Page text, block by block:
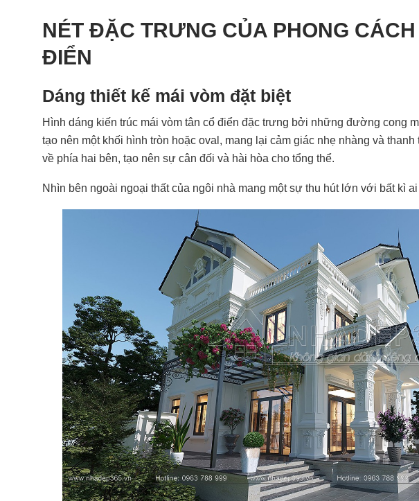
NÉT ĐẶC TRƯNG CỦA PHONG
ĐIỂN
Dáng thiết kế mái vòm đặt biệt
Hình dáng kiến trúc mái vòm tân cổ điển đặc trưng bởi những đường cong
tạo nên một khối hình tròn hoặc oval, mang lại cảm giác nhẹ nhàng và
về phía hai bên, tạo nên sự cân đối và hài hòa cho tổng thể.
Nhìn bên ngoài ngoại thất của ngôi nhà mang một sự thu hút lớn với bất kì